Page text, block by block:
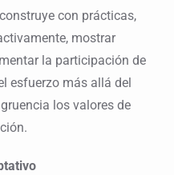
con prácticas,
mostrar
la participación de
esfuerzo más allá del
los valores de